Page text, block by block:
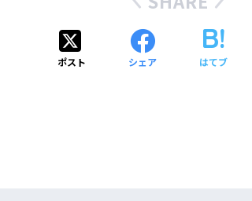
ポスト シェア はてブ